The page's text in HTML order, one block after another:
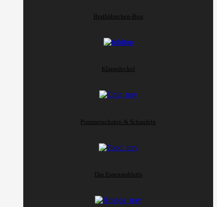
Brathähnchen-Box
Klappdeckel
Pommesschalen & Schaufeln
Das Essenstabletts